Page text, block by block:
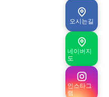
오시는길
네이버지
도
인스타그
램